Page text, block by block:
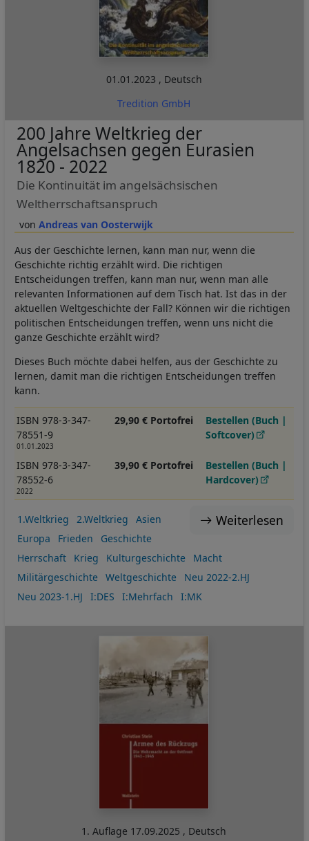
01.01.2023 , Deutsch
Tredition GmbH
Andreas van Oosterwijk
200 Jahre Weltkrieg der
Angelsachsen gegen Eurasien
1820 - 2022
Die Kontinuität im angelsächsischen
Weltherrschaftsanspruch
Aus der Geschichte lernen, kann man nur, wenn die
Geschichte richtig erzählt wird. Die richtigen
Entscheidungen treffen, kann man nur, wenn man alle
relevanten Informationen auf dem Tisch hat. Ist das in der
aktuellen Weltgeschichte der Fall? Können wir die richtigen
politischen Entscheidungen treffen, wenn uns nicht die
ganze Geschichte erzählt wird?
Dieses Buch möchte dabei helfen, aus der Geschichte zu
lernen, damit man die richtigen Entscheidungen treffen
kann.
ISBN 978-3-347-
78551-9
01.01.2023
29,90 € Portofrei
Bestellen (Buch |
Softcover)
ISBN 978-3-347-
78552-6
2022
39,90 € Portofrei
Bestellen (Buch |
Hardcover)
Weiterlesen
1.Weltkrieg 2.Weltkrieg
Asien
Europa
Frieden
Geschichte
Herrschaft
Krieg Kulturgeschichte
Macht
Militärgeschichte
Weltgeschichte
Neu 2022-2.HJ
Neu 2023-1.HJ
I:DES I:Mehrfach I:MK
1. Auflage 17.09.2025 , Deutsch